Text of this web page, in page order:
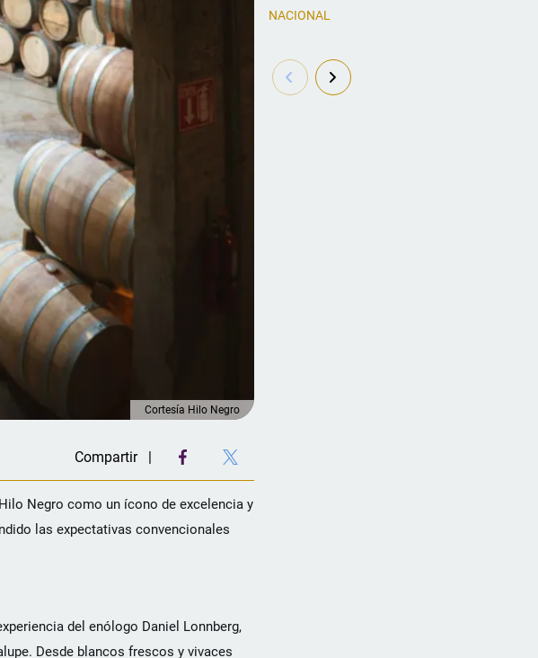
Cortesía Hilo Negro
Compartir
Negro como un ícono de excelencia y
las expectativas convencionales
del enólogo Daniel Lonnberg,
Desde blancos frescos y vivaces
NACIONAL